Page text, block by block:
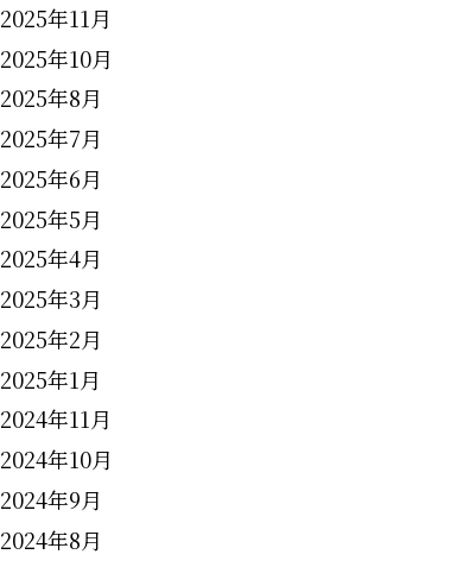
2025年11月
2025年10月
2025年8月
2025年7月
2025年6月
2025年5月
2025年4月
2025年3月
2025年2月
2025年1月
2024年11月
2024年10月
2024年9月
2024年8月